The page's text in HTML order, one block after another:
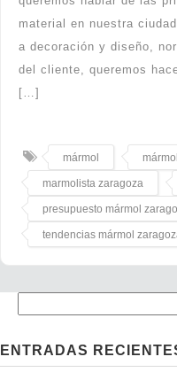
material en nuestra
a decoración y diseño,
del cliente, queremos
[…]
mármol
marmolista zaragoza
presupuesto mármol
tendencias mármol
ENTRADAS